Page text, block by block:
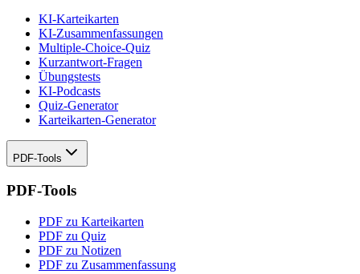
KI-Karteikarten
KI-Zusammenfassungen
Multiple-Choice-Quiz
Kurzantwort-Fragen
Übungstests
KI-Podcasts
Quiz-Generator
Karteikarten-Generator
PDF-Tools
PDF-Tools
PDF zu Karteikarten
PDF zu Quiz
PDF zu Notizen
PDF zu Zusammenfassung